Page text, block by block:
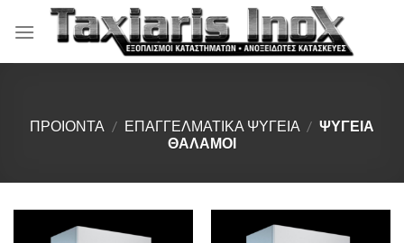
Μετάβαση
στο
ΠΡΟΙΟΝΤΑ / ΕΠΑΓΓΕΛΜΑΤΙΚΑ ΨΥΓΕΙΑ / ΨΥΓΕΙΑ
ΘΑΛΑΜΟΙ